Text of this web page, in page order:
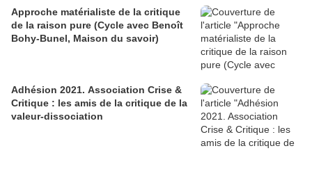
Approche matérialiste de la critique
de la raison pure (Cycle avec Benoît
Bohy-Bunel, Maison du savoir)
Adhésion 2021. Association Crise &
Critique : les amis de la critique de la
valeur-dissociation